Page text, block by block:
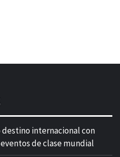
destino internacional con
de clase mundial